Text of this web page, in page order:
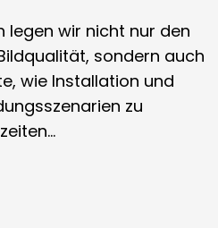
legen wir nicht nur den
sondern auch
wie Installation und
zu